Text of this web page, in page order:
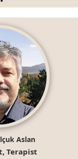
Aslan
Terapist